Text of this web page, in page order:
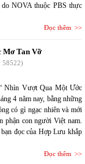
do NOVA thuộc PBS thực
Đọc thêm
Mơ Tan Vỡ
58522)
Nhìn Vượt Qua Một Ước
4 năm nay, bằng những
có gì ngạc nhiên và mới
phận con người Việt nam.
đọc của Hợp Lưu khắp
Đọc thêm